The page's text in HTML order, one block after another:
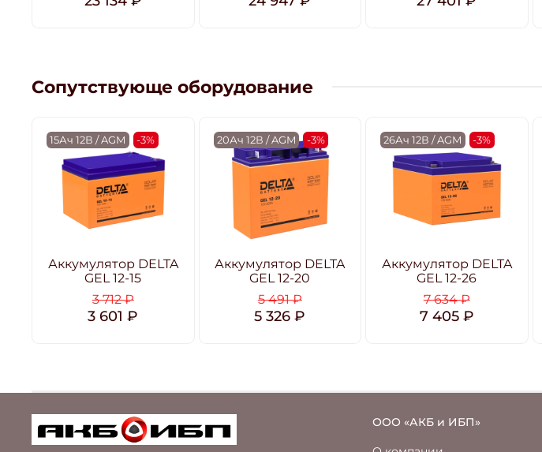
Сопутствующе оборудование
15Ач 12В / AGM -3%
Аккумулятор DELTA
GEL 12-15
3 712 ₽
3 601 ₽
20Ач 12В / AGM -3%
Аккумулятор DELTA
GEL 12-20
5 491 ₽
5 326 ₽
26Ач 12В / AGM -3%
Аккумулятор DELTA
GEL 12-26
7 634 ₽
7 405 ₽
ООО «АКБ и ИБП»